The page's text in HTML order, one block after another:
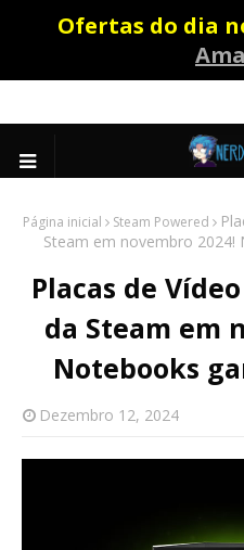
Ofertas do dia
Página inicial Steam Powered
Steam em novembro 2024!
Placas de
da Steam em
Notebooks
Dezembro 12, 2024